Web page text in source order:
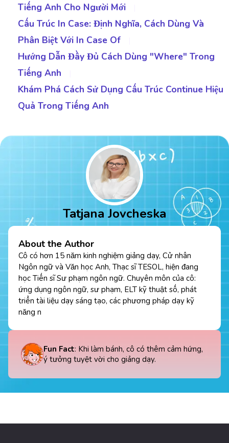
Tiếng Anh Cho Người Mới
Cấu Trúc In Case: Định Nghĩa, Cách Dùng Và
Phân Biệt Với In Case Of
Hướng Dẫn Đầy Đủ Cách Dùng "Where" Trong
Tiếng Anh
Khám Phá Cách Sử Dụng Cấu Trúc Continue Hiệu
Quả Trong Tiếng Anh
Tatjana Jovcheska
About the Author
Cô có hơn 15 năm kinh nghiệm giảng dạy, Cử nhân
Ngôn ngữ và Văn học Anh, Thạc sĩ TESOL, hiện đang
học Tiến sĩ Sư phạm ngôn ngữ. Chuyên môn của cô:
ứng dụng ngôn ngữ, sư phạm, ELT kỹ thuật số, phát
triển tài liệu dạy sáng tạo, các phương pháp dạy kỹ
năng n
Fun Fact: Khi làm bánh, cô có thêm cảm hứng,
ý tưởng tuyệt vời cho giảng dạy.